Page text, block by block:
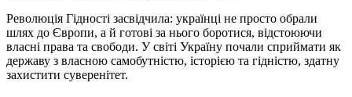
Революція Гідності засвідчила: українці не просто обрали
шлях до Європи, а й готові за нього боротися, відстоюючи
власні права та свободи. У світі Україну почали сприймати як
державу з власною самобутністю, історією та гідністю, здатну
захистити суверенітет.